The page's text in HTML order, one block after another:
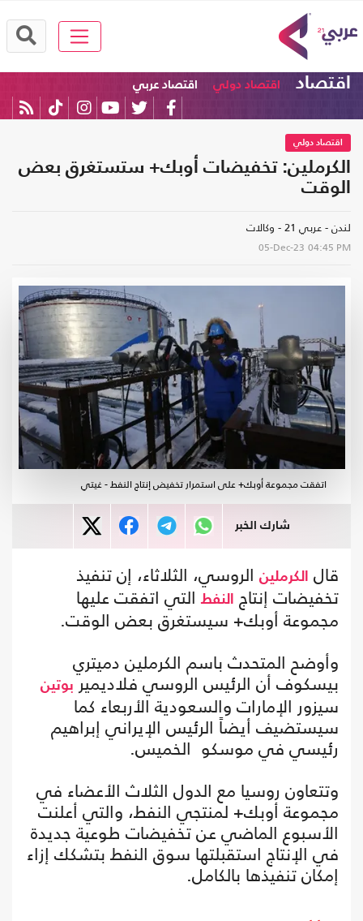
اقتصاد اقتصاد دولي اقتصاد عربي
اقتصاد دولي
الكرملين: تخفيضات أوبك+ ستستغرق بعض
الوقت
لندن - عربي 21 - وكالات
05-Dec-23 04:45 PM
اتفقت مجموعة أوبك+ على استمرار تخفيض إنتاج النفط - غيتي
شارك الخبر
قال الكرملين الروسي، الثلاثاء، إن تنفيذ
تخفيضات إنتاج
النفط التي اتفقت عليها
مجموعة أوبك+ سيستغرق بعض الوقت.
وأوضح المتحدث باسم الكرملين دميتري
بيسكوف أن الرئيس الروسي فلاديمير بوتين
سيزور الإمارات والسعودية الأربعاء كما
سيستضيف أيضاً الرئيس الإيراني إبراهيم
رئيسي في موسكو الخميس.
وتتعاون روسيا مع الدول الثلاث الأعضاء في
مجموعة أوبك+ لمنتجي النفط، والتي أعلنت
الأسبوع الماضي عن تخفيضات طوعية جديدة
في الإنتاج استقبلتها سوق النفط بتشكك إزاء
إمكان تنفيذها بالكامل.